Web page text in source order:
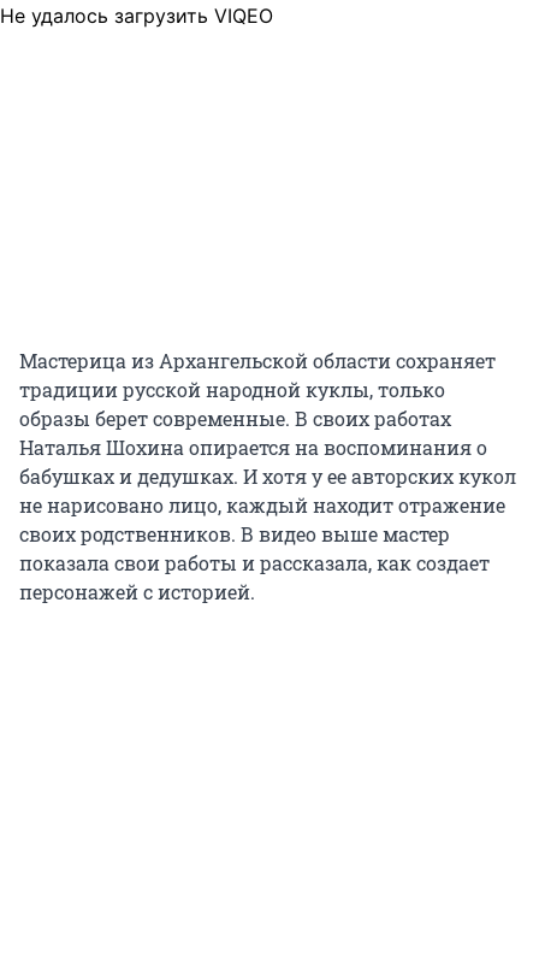
Не удалось загрузить VIQEO
Мастерица из Архангельской области сохраняет
традиции русской народной куклы, только
образы берет современные. В своих работах
Наталья Шохина опирается на воспоминания о
бабушках и дедушках. И хотя у ее авторских кукол
не нарисовано лицо, каждый находит отражение
своих родственников. В видео выше мастер
показала свои работы и рассказала, как создает
персонажей с историей.